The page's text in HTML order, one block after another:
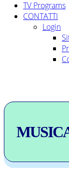
TV Programs
CONTATTI
Login